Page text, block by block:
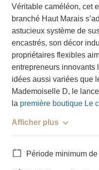
Véritable caméléon, cet
branché Haut Marais
astucieux système de
encastrés, son décor
propriétaires flexibles
entrepreneurs innovants
idées aussi variées que
Mademoiselle D, le
la première boutique Le
Afficher plus
Période minimum